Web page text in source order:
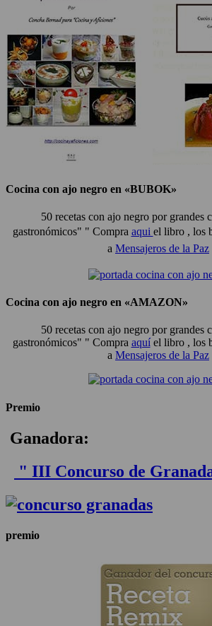
Cocina con ajo negro en «BUBOK»
50 recetas con ajo negro por grandes
gastronómicos" " Compra aqui el libro , los
a Mensajeros de la Paz
Cocina con ajo negro en «AMAZON»
50 recetas con ajo negro por grandes
gastronómicos" " Compra aquíel libro , los
a Mensajeros de la Paz
Premio
Ganadora:
" III Concurso de
premio